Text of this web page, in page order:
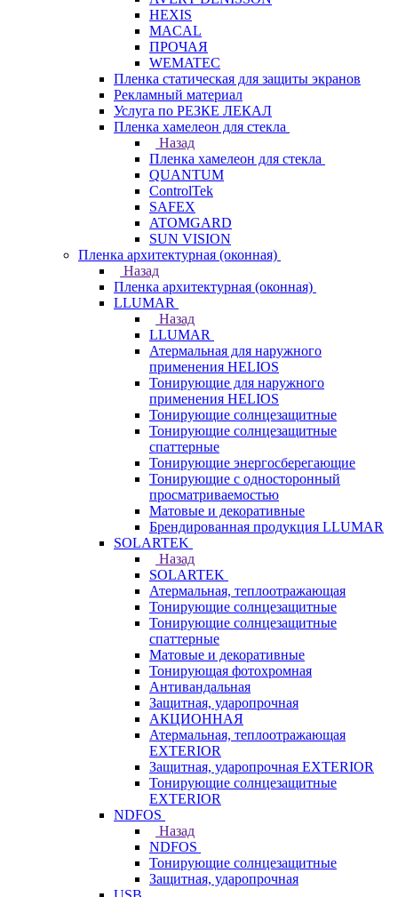
HEXIS
MACAL
ПРОЧАЯ
WEMATEC
Пленка статическая для защиты экранов
Рекламный материал
Услуга по РЕЗКЕ ЛЕКАЛ
Пленка хамелеон для стекла
Назад
Пленка хамелеон для стекла
QUANTUM
ControlTek
SAFEX
ATOMGARD
SUN VISION
Пленка архитектурная (оконная)
Назад
Пленка архитектурная (оконная)
LLUMAR
Назад
LLUMAR
Атермальная для наружного
применения HELIOS
Тонирующие для наружного
применения HELIOS
Тонирующие солнцезащитные
Тонирующие солнцезащитные
спаттерные
Тонирующие энергосберегающие
Тонирующие с односторонный
просматриваемостью
Матовые и декоративные
Брендированная продукция LLUMAR
SOLARTEK
Назад
SOLARTEK
Атермальная, теплоотражающая
Тонирующие солнцезащитные
Тонирующие солнцезащитные
спаттерные
Матовые и декоративные
Тонирующая фотохромная
Антивандальная
Защитная, ударопрочная
АКЦИОННАЯ
Атермальная, теплоотражающая
EXTERIOR
Защитная, ударопрочная EXTERIOR
Тонирующие солнцезащитные
EXTERIOR
NDFOS
Назад
NDFOS
Тонирующие солнцезащитные
Защитная, ударопрочная